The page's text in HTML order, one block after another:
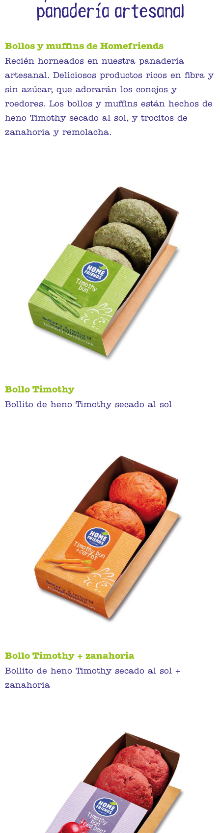
panadería artesanal
Bollos y muffins de Homefriends
Recién horneados en nuestra panadería
artesanal. Deliciosos productos ricos en fibra y
sin azúcar, que adorarán los conejos y
roedores. Los bollos y muffins están hechos de
heno Timothy secado al sol, y trocitos de
zanahoria y remolacha.
Bollo Timothy
Bollito de heno Timothy secado al sol
Bollo Timothy + zanahoria
Bollito de heno Timothy secado al sol +
zanahoria